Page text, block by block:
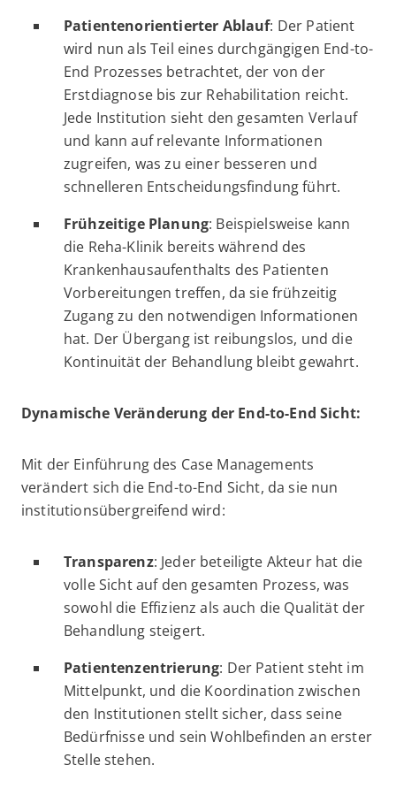
Patientenorientierter Ablauf: Der Patient
wird nun als Teil eines durchgängigen End-to-
End Prozesses betrachtet, der von der
Erstdiagnose bis zur Rehabilitation reicht.
Jede Institution sieht den gesamten Verlauf
und kann auf relevante Informationen
zugreifen, was zu einer besseren und
schnelleren Entscheidungsfindung führt.
Frühzeitige Planung: Beispielsweise kann
die Reha-Klinik bereits während des
Krankenhausaufenthalts des Patienten
Vorbereitungen treffen, da sie frühzeitig
Zugang zu den notwendigen Informationen
hat. Der Übergang ist reibungslos, und die
Kontinuität der Behandlung bleibt gewahrt.
Dynamische Veränderung der End-to-End Sicht:
Mit der Einführung des Case Managements
verändert sich die End-to-End Sicht, da sie nun
institutionsübergreifend wird:
Transparenz: Jeder beteiligte Akteur hat die
volle Sicht auf den gesamten Prozess, was
sowohl die Effizienz als auch die Qualität der
Behandlung steigert.
Patientenzentrierung: Der Patient steht im
Mittelpunkt, und die Koordination zwischen
den Institutionen stellt sicher, dass seine
Bedürfnisse und sein Wohlbefinden an erster
Stelle stehen.